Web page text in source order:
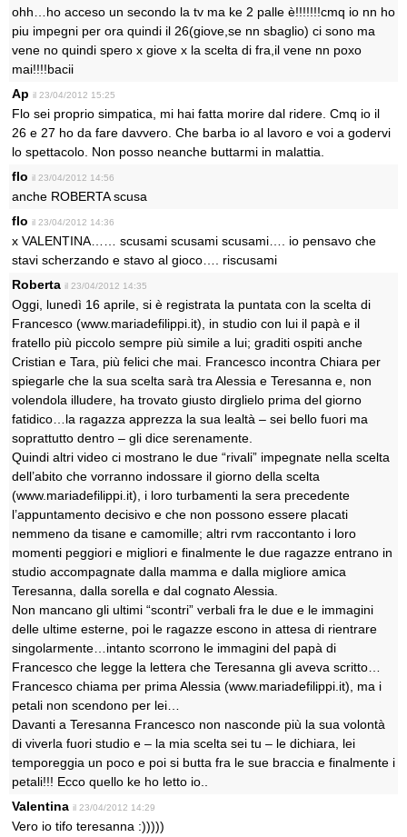
ohh…ho acceso un secondo la tv ma ke 2 palle è!!!!!!!cmq io nn ho
piu impegni per ora quindi il 26(giove,se nn sbaglio) ci sono ma
vene no quindi spero x giove x la scelta di fra,il vene nn poxo
mai!!!!bacii
Ap il 23/04/2012 15:25
Flo sei proprio simpatica, mi hai fatta morire dal ridere. Cmq io il
26 e 27 ho da fare davvero. Che barba io al lavoro e voi a godervi
lo spettacolo. Non posso neanche buttarmi in malattia.
flo il 23/04/2012 14:56
anche ROBERTA scusa
flo il 23/04/2012 14:36
x VALENTINA…… scusami scusami scusami…. io pensavo che
stavi scherzando e stavo al gioco…. riscusami
Roberta il 23/04/2012 14:35
Oggi, lunedì 16 aprile, si è registrata la puntata con la scelta di
Francesco (www.mariadefilippi.it), in studio con lui il papà e il
fratello più piccolo sempre più simile a lui; graditi ospiti anche
Cristian e Tara, più felici che mai. Francesco incontra Chiara per
spiegarle che la sua scelta sarà tra Alessia e Teresanna e, non
volendola illudere, ha trovato giusto dirglielo prima del giorno
fatidico…la ragazza apprezza la sua lealtà – sei bello fuori ma
soprattutto dentro – gli dice serenamente.
Quindi altri video ci mostrano le due “rivali” impegnate nella scelta
dell’abito che vorranno indossare il giorno della scelta
(www.mariadefilippi.it), i loro turbamenti la sera precedente
l’appuntamento decisivo e che non possono essere placati
nemmeno da tisane e camomille; altri rvm raccontanto i loro
momenti peggiori e migliori e finalmente le due ragazze entrano in
studio accompagnate dalla mamma e dalla migliore amica
Teresanna, dalla sorella e dal cognato Alessia.
Non mancano gli ultimi “scontri” verbali fra le due e le immagini
delle ultime esterne, poi le ragazze escono in attesa di rientrare
singolarmente…intanto scorrono le immagini del papà di
Francesco che legge la lettera che Teresanna gli aveva scritto…
Francesco chiama per prima Alessia (www.mariadefilippi.it), ma i
petali non scendono per lei…
Davanti a Teresanna Francesco non nasconde più la sua volontà
di viverla fuori studio e – la mia scelta sei tu – le dichiara, lei
temporeggia un poco e poi si butta fra le sue braccia e finalmente i
petali!!! Ecco quello ke ho letto io..
Valentina il 23/04/2012 14:29
Vero io tifo teresanna :)))))